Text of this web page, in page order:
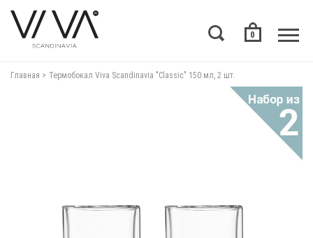
0
Главная Термобокал Viva Scandinavia "Classic" 150 мл, 2 шт.